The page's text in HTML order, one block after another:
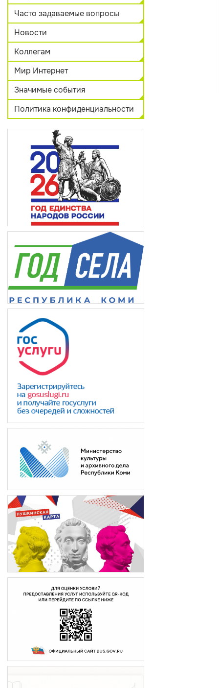
Часто задаваемые вопросы
Новости
Коллегам
Мир Интернет
Значимые события
Политика конфиденциальности